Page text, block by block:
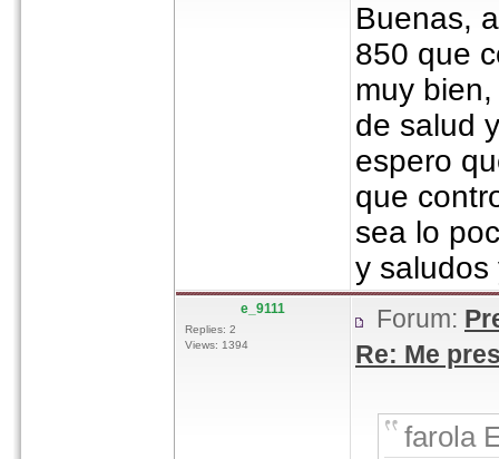
Buenas,
850 que
muy
de salud
espero
que
sea lo
y saludos
e_9111
Replies: 2
Views: 1394
Forum:
Re: Me
farola